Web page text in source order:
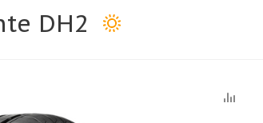
DH2